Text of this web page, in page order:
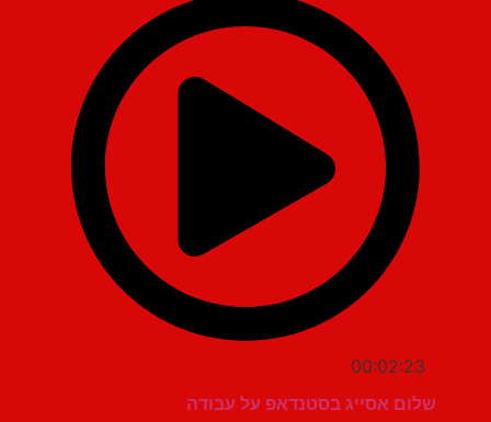
00:02:23
שלום אסייג בסטנדאפ על עבודה